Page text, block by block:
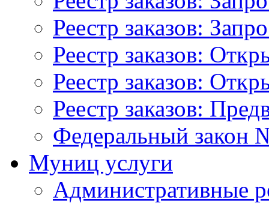
Реестр заказов:
Реестр заказов:
Реестр заказов:
Реестр заказов:
Федеральный закон
Муниц услуги
Административные